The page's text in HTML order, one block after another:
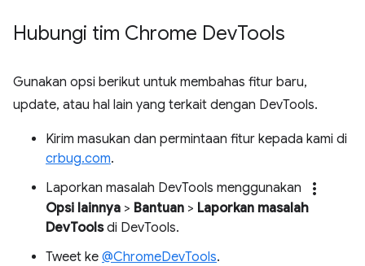
Hubungi tim Chrome DevTools
Gunakan opsi berikut untuk membahas fitur baru,
update, atau hal lain yang terkait dengan DevTools.
Kirim masukan dan permintaan fitur kepada kami di
crbug.com.
Laporkan masalah DevTools menggunakan
more_vert
Opsi lainnya > Bantuan > Laporkan masalah
DevToolsdi DevTools.
Tweet ke @ChromeDevTools.